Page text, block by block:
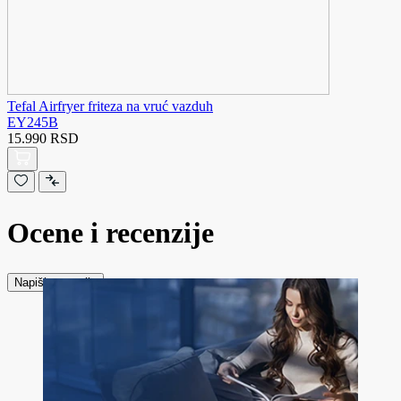
Tefal Airfryer friteza na vruć vazduh
EY245B
15.990 RSD
Ocene i recenzije
Napiši recenziju